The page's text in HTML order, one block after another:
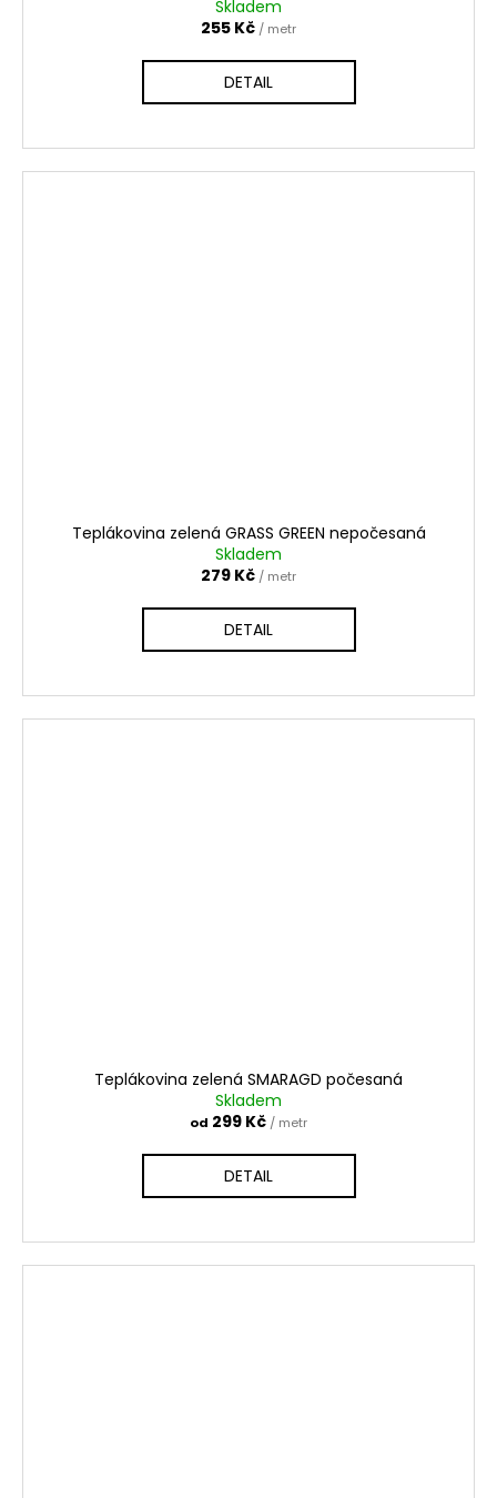
Skladem
255 Kč / metr
DETAIL
Teplákovina zelená GRASS GREEN nepočesaná
Skladem
279 Kč / metr
DETAIL
Teplákovina zelená SMARAGD počesaná
Skladem
od 299 Kč / metr
DETAIL